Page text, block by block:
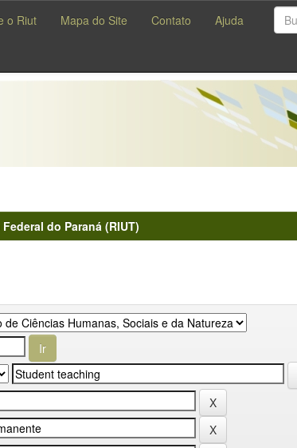
o Riut Mapa do Site Contato Ajuda
do Paraná (RIUT)